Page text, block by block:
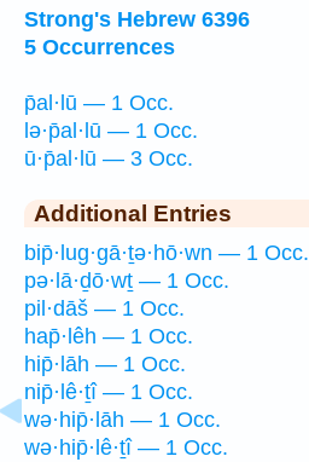
Strong's Hebrew 6396
5 Occurrences
p̄al·lū — 1 Occ.
lə·p̄al·lū — 1 Occ.
ū·p̄al·lū — 3 Occ.
Additional Entries
bip̄·lug·gā·ṯə·hō·wn — 1 Occ.
pə·lā·ḏō·wṯ — 1 Occ.
pil·dāš — 1 Occ.
hap̄·lêh — 1 Occ.
hip̄·lāh — 1 Occ.
nip̄·lê·ṯî — 1 Occ.
wə·hip̄·lāh — 1 Occ.
wə·hip̄·lê·ṯî — 1 Occ.